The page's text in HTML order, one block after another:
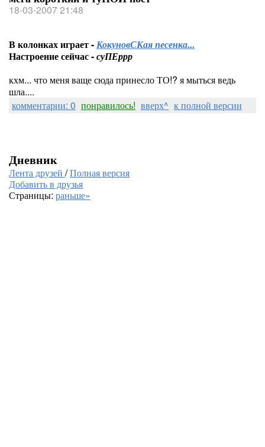
18-03-2007 21:48
В колонках играет -КокуновСКая песенка...
Настроение сейчас -суПЕррр
кхм... что меня ваще сюда принесло ТО!? я мыться ведь
шла....
комментарии: 0 понравилось! вверх^ к полной версии
Дневник
Лента друзей /Полная версия
Добавить в друзья
Страницы: раньше»